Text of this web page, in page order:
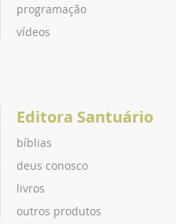
programação
vídeos
Editora Santuário
bíblias
deus conosco
livros
outros produtos